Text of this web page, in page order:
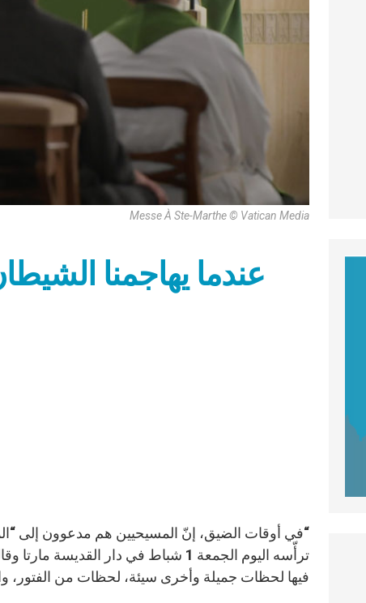
Messe À Ste-Marthe © Vatican Media
عندما يهاجمنا
“في أوقات الضيق، إنّ المسيحيين هم مدعوون إلى
ترأّسه اليوم الجمعة 1 شباط في دار
فيها لحظات جميلة وأخرى سيئة، لحظات من